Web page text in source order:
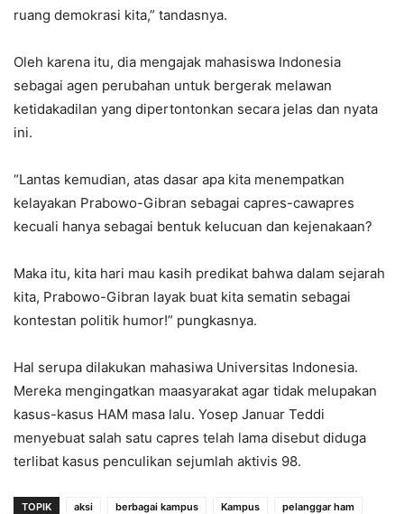
ruang demokrasi kita,” tandasnya.
Oleh karena itu, dia mengajak mahasiswa Indonesia
sebagai agen perubahan untuk bergerak melawan
ketidakadilan yang dipertontonkan secara jelas dan nyata
ini.
“Lantas kemudian, atas dasar apa kita menempatkan
kelayakan Prabowo-Gibran sebagai capres-cawapres
kecuali hanya sebagai bentuk kelucuan dan kejenakaan?
Maka itu, kita hari mau kasih predikat bahwa dalam sejarah
kita, Prabowo-Gibran layak buat kita sematin sebagai
kontestan politik humor!” pungkasnya.
Hal serupa dilakukan mahasiwa Universitas Indonesia.
Mereka mengingatkan maasyarakat agar tidak melupakan
kasus-kasus HAM masa lalu. Yosep Januar Teddi
menyebuat salah satu capres telah lama disebut diduga
terlibat kasus penculikan sejumlah aktivis 98.
TOPIK aksi berbagai kampus Kampus
pelanggar ham